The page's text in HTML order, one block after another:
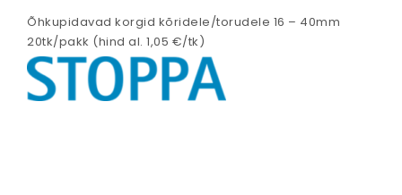
Õhkupidavad korgid kõridele/torudele 16 – 40mm
20tk/pakk (hind al. 1,05 €/tk)